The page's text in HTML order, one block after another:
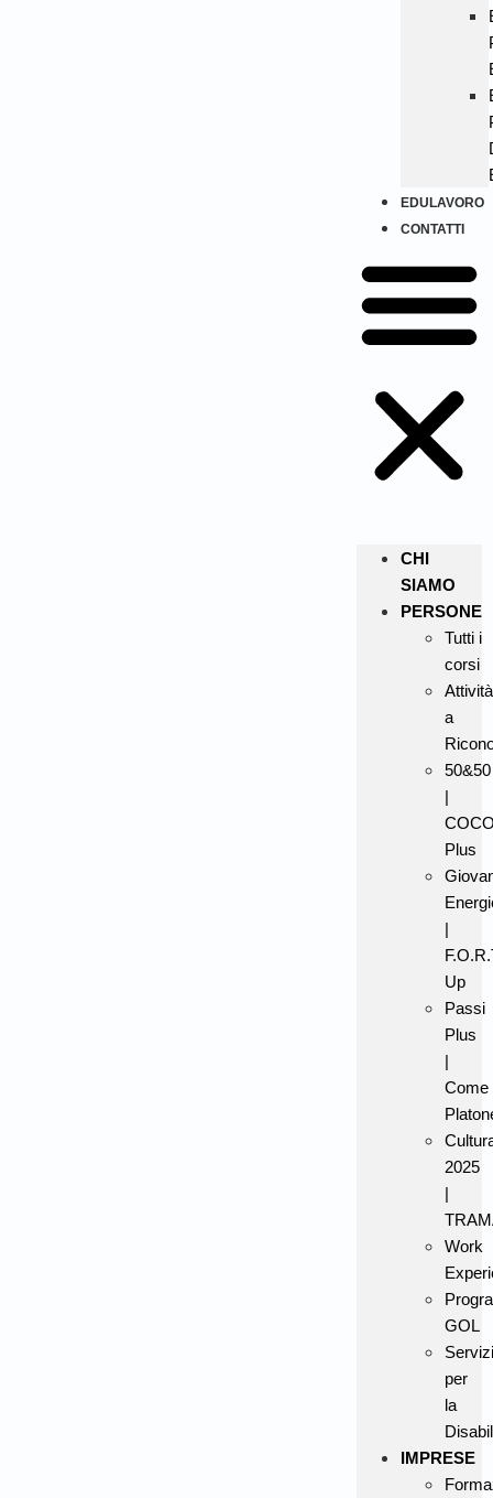
EDULAVORO
CONTATTI
CHI
SIAMO
PERSONE
Tutti i
corsi
Attività
a
50&50
|
Plus
|
Up
Passi
Plus
|
Come
2025
|
Work
GOL
Servizi
per
la
IMPRESE